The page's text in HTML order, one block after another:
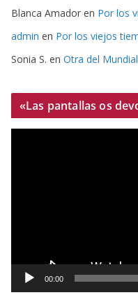
Blanca Amador en Por los
admin en Por los viejos
Sonia S. en Otra del Mundial
«Las pantallas os
o
00:00